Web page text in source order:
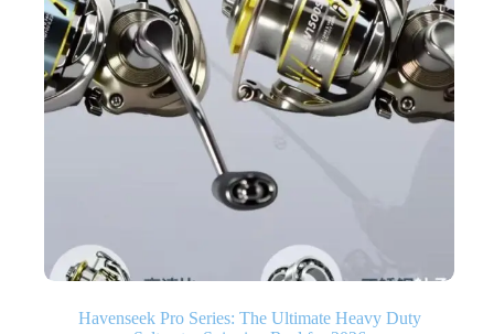
Havenseek Pro Series: The Ultimate Heavy Duty